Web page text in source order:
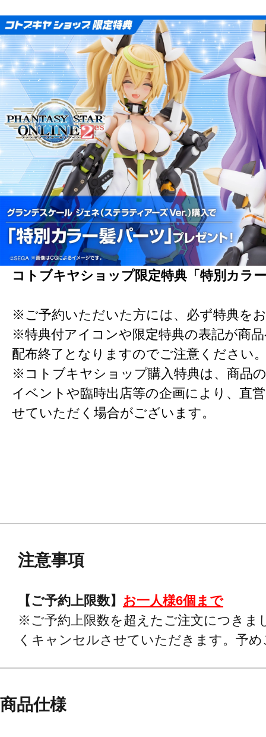
コトブキヤショップ限定特典「特別カラ
※ご予約いただいた方には、必ず特典を
※特典付アイコンや限定特典の表記が商
配布終了となりますのでご注意ください
※コトブキヤショップ購入特典は、商品
イベントや臨時出店等の企画により、直
せていただく場合がございます。
注意事項
【ご予約上限数】 お一人様6個まで
※ご予約上限数を超えたご注文につきま
くキャンセルさせていただきます。予
商品仕様